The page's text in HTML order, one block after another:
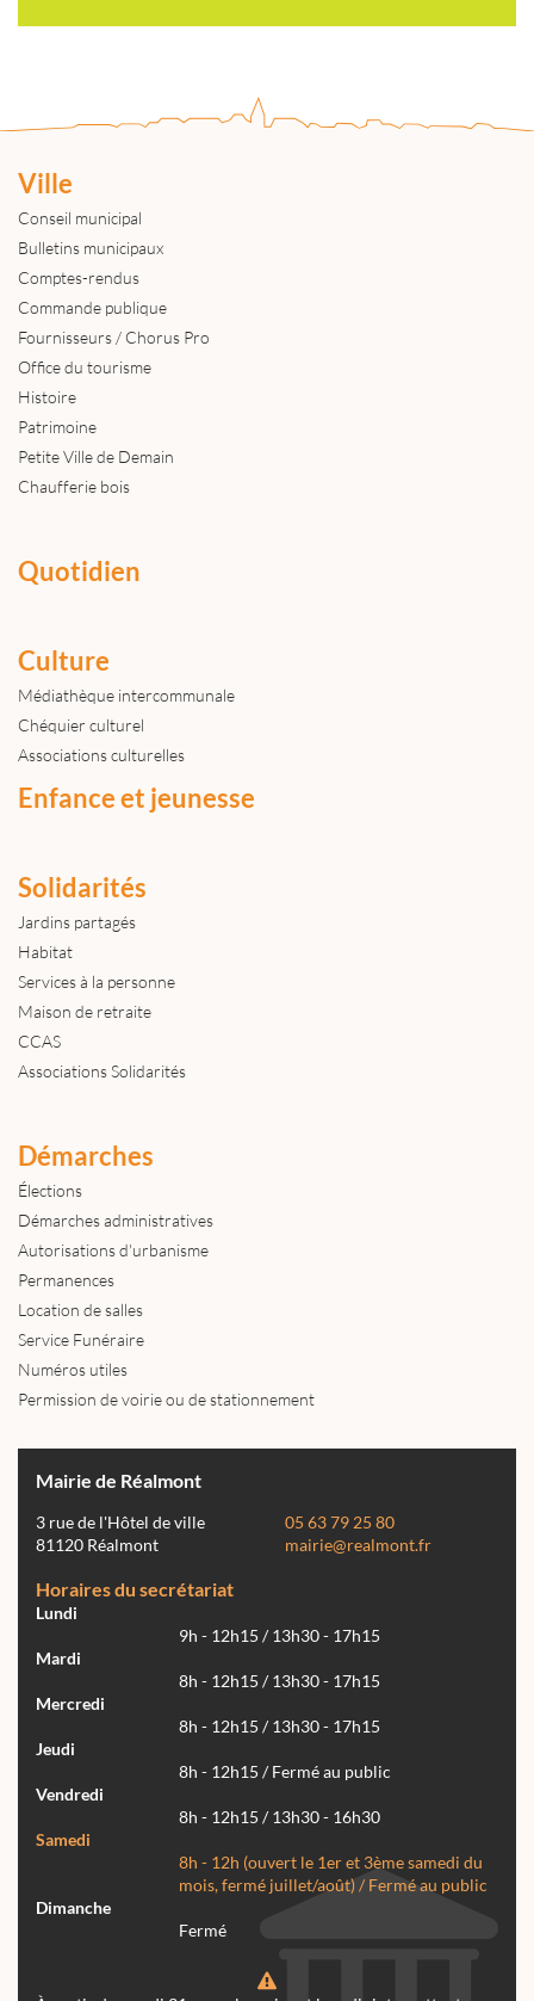
Ville
Conseil municipal
Bulletins municipaux
Comptes-rendus
Commande publique
Fournisseurs / Chorus Pro
Office du tourisme
Histoire
Patrimoine
Petite Ville de Demain
Chaufferie bois
Quotidien
Culture
Médiathèque intercommunale
Chéquier culturel
Associations culturelles
Enfance et jeunesse
Solidarités
Jardins partagés
Habitat
Services à la personne
Maison de retraite
CCAS
Associations Solidarités
Démarches
Élections
Démarches administratives
Autorisations d'urbanisme
Permanences
Location de salles
Service Funéraire
Numéros utiles
Permission de voirie ou de stationnement
Mairie de Réalmont
3 rue de l'Hôtel de ville
81120 Réalmont
05 63 79 25 80
mairie@realmont.fr
Horaires du secrétariat
Lundi
9h - 12h15 / 13h30 - 17h15
Mardi
8h - 12h15 / 13h30 - 17h15
Mercredi
8h - 12h15 / 13h30 - 17h15
Jeudi
8h - 12h15 / Fermé au public
Vendredi
8h - 12h15 / 13h30 - 16h30
Samedi
8h - 12h (ouvert le 1er et 3ème samedi du
mois, fermé juillet/août) / Fermé au public
Dimanche
Fermé